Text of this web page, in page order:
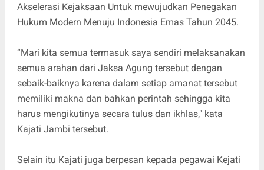
Akselerasi Kejaksaan Untuk mewujudkan Penegakan
Hukum Modern Menuju Indonesia Emas Tahun 2045.
“Mari kita semua termasuk saya sendiri melaksanakan
semua arahan dari Jaksa Agung tersebut dengan
sebaik-baiknya karena dalam setiap amanat tersebut
memiliki makna dan bahkan perintah sehingga kita
harus mengikutinya secara tulus dan ikhlas," kata
Kajati Jambi tersebut.
Selain itu Kajati juga berpesan kepada pegawai Kejati